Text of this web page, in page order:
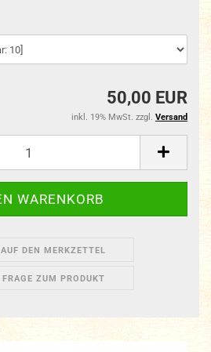
50,00 EUR
inkl. 19% MwSt. zzgl. Versand
AUF DEN MERKZETTEL
FRAGE ZUM PRODUKT